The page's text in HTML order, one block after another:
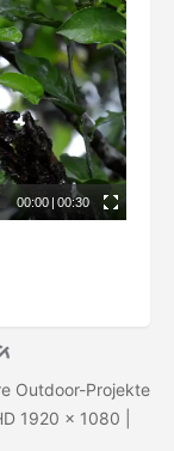
00:00 | 00:30
Outdoor-Projekte
1920 x 1080 |